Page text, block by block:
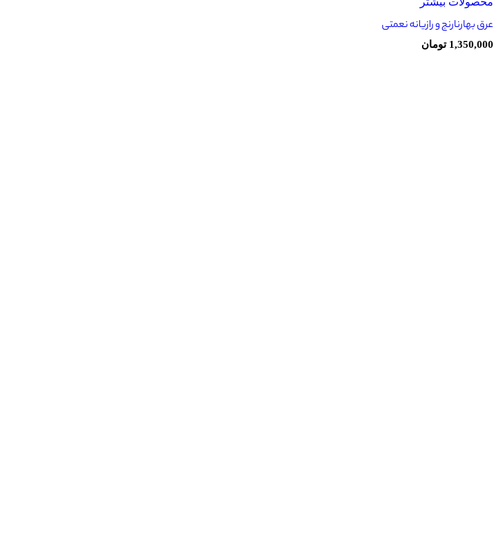
عرق بهارنارنج و رازيانه نعمتی
1,350,000 تومان